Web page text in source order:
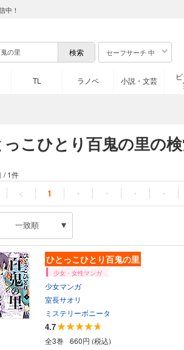
中！
セーフサーチ 中
TL ラノベ 小説・文芸
こひとり百鬼の里の
/1件
< 1 ・ ・ ・ ・
一致順
ひとっこひとり百鬼の里
少女・女性マンガ
少女マンガ
室長サオリ
ミステリーボニータ
4.7
全3巻
660円 (税込)